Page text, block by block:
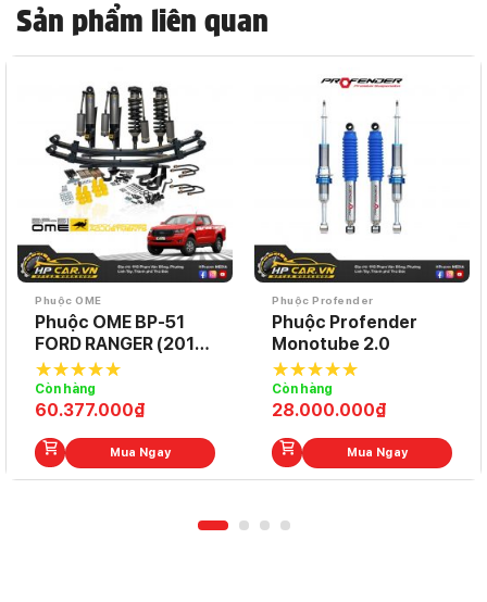
Sản phẩm liên quan
Phuộc OME
Phuộc OME BP-51
FORD RANGER (2018
– 2022)
60.377.000₫
5.0out of
5
Còn hàng
Mua Ngay
Phuộc Profender
Phuộc Profender
Monotube 2.0
28.000.000₫
5.0out of
5
Còn hàng
Mua Ngay